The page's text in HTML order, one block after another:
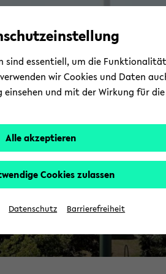
Automatische
vermeiden
zum
wechseln
zum
wechseln
zum
wechseln
sind essentiell, um die
wir Cookies und Daten
einsehen und mit der Wirkung für
Alle akzeptieren
Cookies zulassen
Datenschutz Barrierefreiheit